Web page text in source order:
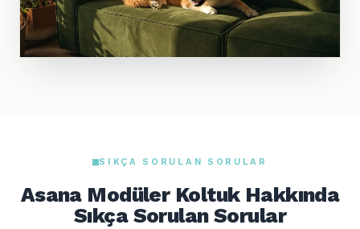
SIKÇA SORULAN SORULAR
Asana Modüler Koltuk Hakkında
Sıkça Sorulan Sorular